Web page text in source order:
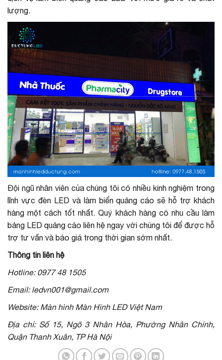
lượng.
Đội ngũ nhân viên của chúng tôi có nhiều kinh nghiệm trong
lĩnh vực đèn LED và làm biển quảng cáo sẽ hỗ trợ khách
hàng một cách tốt nhất. Quý khách hàng có nhu cầu làm
bảng LED quảng cáo liên hệ ngay với chúng tôi để được hỗ
trợ tư vấn và báo giá trong thời gian sớm nhất.
Thông tin liên hệ
Hotline: 0977 48 1505
Email: ledvn001@gmail.com
Website: Màn hình Màn Hình LED Việt Nam
Địa chỉ: Số 15, Ngõ 3 Nhân Hòa, Phường Nhân Chính,
Quận Thanh Xuân, TP Hà Nội